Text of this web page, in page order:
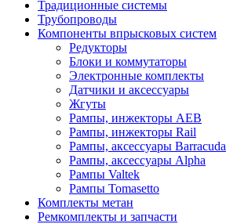
Традиционные системы
Трубопроводы
Компоненты впрысковых систем
Редукторы
Блоки и коммутаторы
Электронные комплекты
Датчики и аксессуары
Жгуты
Рампы, инжекторы AEB
Рампы, инжекторы Rail
Рампы, аксессуары Barracuda
Рампы, аксессуары Alpha
Рампы Valtek
Рампы Tomasetto
Комплекты метан
Ремкомплекты и запчасти